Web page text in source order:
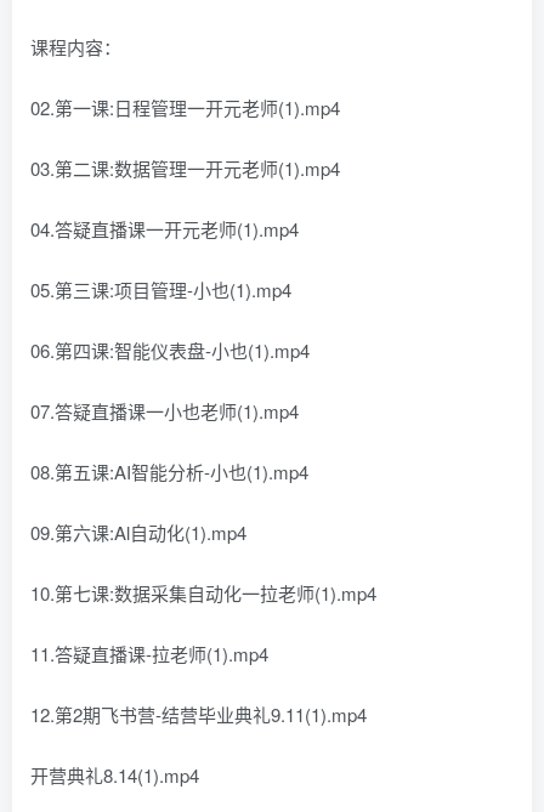
课程内容：
02.第一课:日程管理一开元老师(1).mp4
03.第二课:数据管理一开元老师(1).mp4
04.答疑直播课一开元老师(1).mp4
05.第三课:项目管理-小也(1).mp4
06.第四课:智能仪表盘-小也(1).mp4
07.答疑直播课一小也老师(1).mp4
08.第五课:AI智能分析-小也(1).mp4
09.第六课:Al自动化(1).mp4
10.第七课:数据采集自动化一拉老师(1).mp4
11.答疑直播课-拉老师(1).mp4
12.第2期飞书营-结营毕业典礼9.11(1).mp4
开营典礼8.14(1).mp4